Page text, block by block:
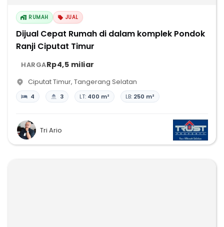
RUMAH JUAL
Dijual Cepat Rumah di dalam komplek Pondok
Ranji Ciputat Timur
HARGARp4,5 miliar
Ciputat Timur, Tangerang Selatan
4 3 LT: 400 m² LB: 250 m²
Tri Ario